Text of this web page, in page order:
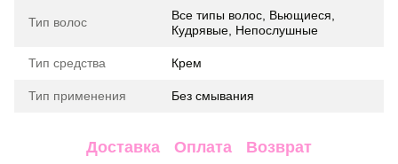
Тип волос
Все типы волос, Вьющиеся,
Кудрявые, Непослушные
Тип средства Крем
Тип применения Без смывания
Доставка Оплата Возврат